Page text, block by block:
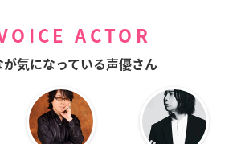
ーン 2021年1月号
日(火)
こちらから
ACTOR
が気になっている声優さん